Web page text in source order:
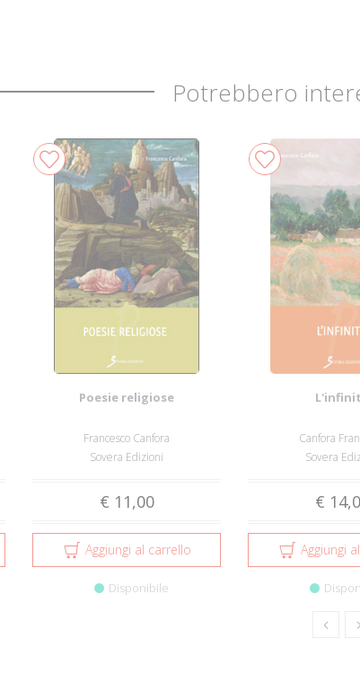
Potrebbero
Poesie religiose
Francesco Canfora
Sovera Edizioni
€ 11,00
Aggiungi al carrello
Disponibile
Canfora
Sovera
€
Aggiungi